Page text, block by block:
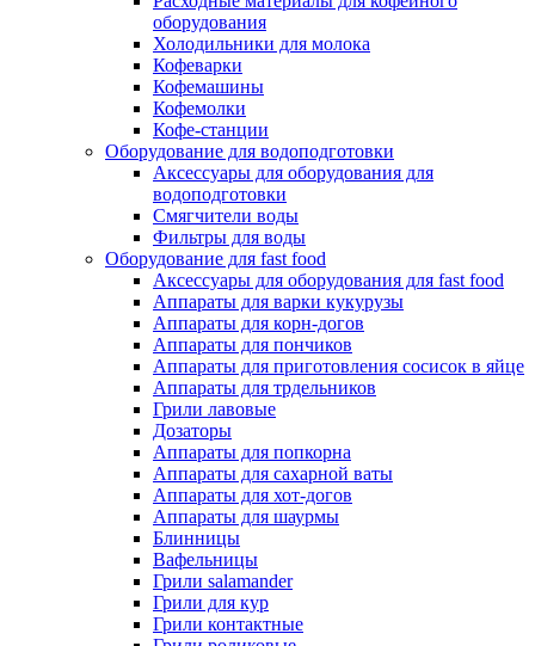
оборудования
Холодильники для молока
Кофеварки
Кофемашины
Кофемолки
Кофе-станции
Оборудование для водоподготовки
Аксессуары для оборудования для
водоподготовки
Смягчители воды
Фильтры для воды
Оборудование для fast food
Аксессуары для оборудования для fast food
Аппараты для варки кукурузы
Аппараты для корн-догов
Аппараты для пончиков
Аппараты для приготовления сосисок в яйце
Аппараты для трдельников
Грили лавовые
Дозаторы
Аппараты для попкорна
Аппараты для сахарной ваты
Аппараты для хот-догов
Аппараты для шаурмы
Блинницы
Вафельницы
Грили salamander
Грили для кур
Грили контактные